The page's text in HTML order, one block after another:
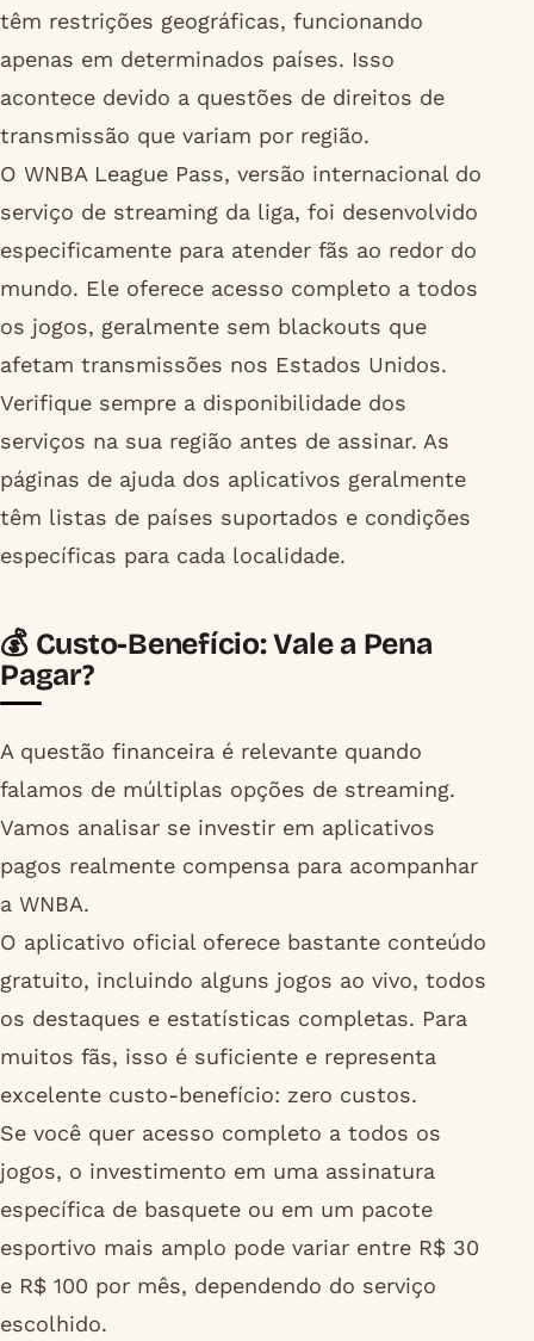
têm restrições geográficas, funcionando
apenas em determinados países. Isso
acontece devido a questões de direitos de
transmissão que variam por região.
O WNBA League Pass, versão internacional do
serviço de streaming da liga, foi desenvolvido
especificamente para atender fãs ao redor do
mundo. Ele oferece acesso completo a todos
os jogos, geralmente sem blackouts que
afetam transmissões nos Estados Unidos.
Verifique sempre a disponibilidade dos
serviços na sua região antes de assinar. As
páginas de ajuda dos aplicativos geralmente
têm listas de países suportados e condições
específicas para cada localidade.
💰 Custo-Benefício: Vale a Pena
Pagar?
A questão financeira é relevante quando
falamos de múltiplas opções de streaming.
Vamos analisar se investir em aplicativos
pagos realmente compensa para acompanhar
a WNBA.
O aplicativo oficial oferece bastante conteúdo
gratuito, incluindo alguns jogos ao vivo, todos
os destaques e estatísticas completas. Para
muitos fãs, isso é suficiente e representa
excelente custo-benefício: zero custos.
Se você quer acesso completo a todos os
jogos, o investimento em uma assinatura
específica de basquete ou em um pacote
esportivo mais amplo pode variar entre R$ 30
e R$ 100 por mês, dependendo do serviço
escolhido.